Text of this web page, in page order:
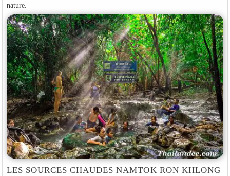
nature.
LES SOURCES CHAUDES NAMTOK RON KHLONG